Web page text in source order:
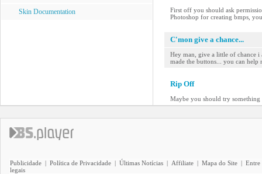
Skin Documentation
First off you should ask
Photoshop for creating bmps,
C'mon give a chance...
Hey man, give a little of chance
made the buttons... you can
Rip Off
Maybe you should try
Publicidade | Política de Privacidade | Últimas Notícias | Affiliate | Mapa do Site | Entre
legais